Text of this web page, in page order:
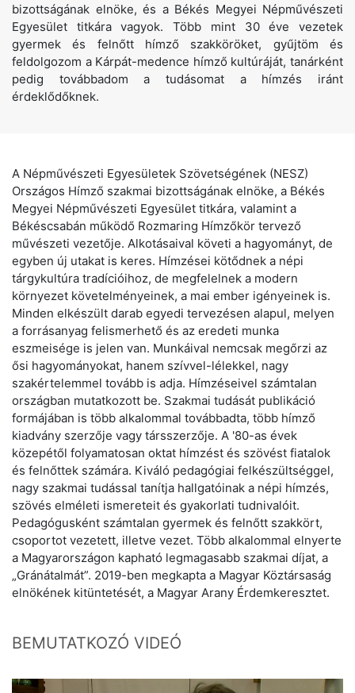
bizottságának elnöke, és a Békés Megyei Népművészeti
Egyesület titkára vagyok. Több mint 30 éve vezetek
gyermek és felnőtt hímző szakköröket, gyűjtöm és
feldolgozom a Kárpát-medence hímző kultúráját, tanárként
pedig továbbadom a tudásomat a hímzés iránt
érdeklődőknek.
A Népművészeti Egyesületek Szövetségének (NESZ)
Országos Hímző szakmai bizottságának elnöke, a Békés
Megyei Népművészeti Egyesület titkára, valamint a
Békéscsabán működő Rozmaring Hímzőkör tervező
művészeti vezetője. Alkotásaival követi a hagyományt, de
egyben új utakat is keres. Hímzései kötődnek a népi
tárgykultúra tradícióihoz, de megfelelnek a modern
környezet követelményeinek, a mai ember igényeinek is.
Minden elkészült darab egyedi tervezésen alapul, melyen
a forrásanyag felismerhető és az eredeti munka
eszmeisége is jelen van. Munkáival nemcsak megőrzi az
ősi hagyományokat, hanem szívvel-lélekkel, nagy
szakértelemmel tovább is adja. Hímzéseivel számtalan
országban mutatkozott be. Szakmai tudását publikáció
formájában is több alkalommal továbbadta, több hímző
kiadvány szerzője vagy társszerzője. A '80-as évek
közepétől folyamatosan oktat hímzést és szövést fiatalok
és felnőttek számára. Kiváló pedagógiai felkészültséggel,
nagy szakmai tudással tanítja hallgatóinak a népi hímzés,
szövés elméleti ismereteit és gyakorlati tudnivalóit.
Pedagógusként számtalan gyermek és felnőtt szakkört,
csoportot vezetett, illetve vezet. Több alkalommal elnyerte
a Magyarországon kapható legmagasabb szakmai díjat, a
„Gránátalmát”. 2019-ben megkapta a Magyar Köztársaság
elnökének kitüntetését, a Magyar Arany Érdemkeresztet.
BEMUTATKOZÓ VIDEÓ